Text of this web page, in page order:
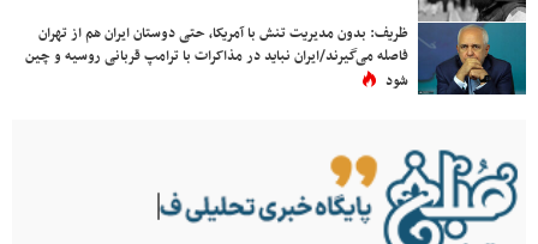
ظریف: بدون مدیریت تنش با آمریکا، حتی دوستان ایران هم از تهران
فاصله می‌گیرند/ایران نباید در مذاکرات با ترامپ قربانی روسیه و چین
شود